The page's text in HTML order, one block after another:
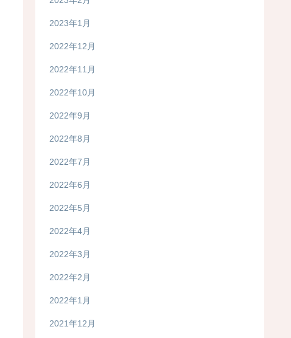
2023年1月
2022年12月
2022年11月
2022年10月
2022年9月
2022年8月
2022年7月
2022年6月
2022年5月
2022年4月
2022年3月
2022年2月
2022年1月
2021年12月